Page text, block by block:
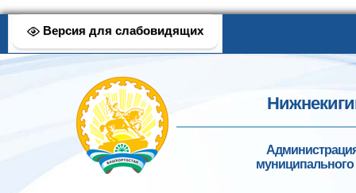
Версия для слабовидящих
муниципального